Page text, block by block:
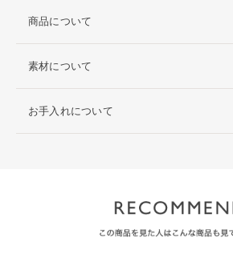
商品について
素材について
お手入れについて